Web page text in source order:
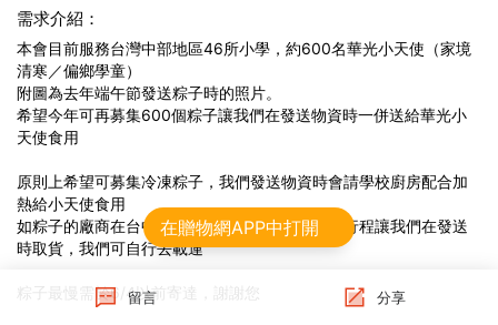
需求介紹：
本會目前服務台灣中部地區46所小學，約600名華光小天使（家境
清寒／偏鄉學童）
附圖為去年端午節發送粽子時的照片。
希望今年可再募集600個粽子讓我們在發送物資時一併送給華光小
天使食用
原則上希望可募集冷凍粽子，我們發送物資時會請學校廚房配合加
熱給小天使食用
如粽子的廠商在台中大里附近，可配合我們發送行程讓我們在發送
時取貨，我們可自行去載運
粽子最慢需於6/4以前寄達，謝謝您
留言 分享
在贈物網APP中打開